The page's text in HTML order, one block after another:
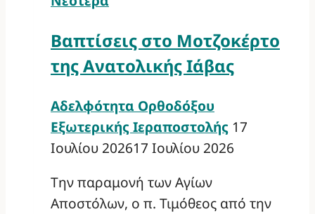
Βαπτίσεις στο Μοτζοκέρτο
της Ανατολικής Ιάβας
Αδελφότητα Ορθοδόξου
Εξωτερικής Ιεραποστολής 17
Ιουλίου 202617 Ιουλίου 2026
Την παραμονή των Αγίων
Αποστόλων, ο π. Τιμόθεος από την